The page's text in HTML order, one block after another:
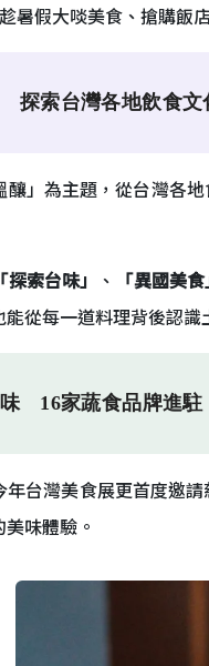
暑假大啖美食、搶購飯
探索台灣各地飲食文
」為主題，從台灣各
「探索台味」 、 「異國美食
從每一道料理背後認識
16家蔬食品牌進駐
台灣美食展更首度邀
味體驗。